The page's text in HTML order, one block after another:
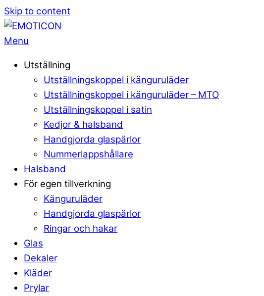
Skip to content
Menu
Utställning
Utställningskoppel i känguruläder
Utställningskoppel i känguruläder – MTO
Utställningskoppel i satin
Kedjor & halsband
Handgjorda glaspärlor
Nummerlappshållare
Halsband
För egen tillverkning
Känguruläder
Handgjorda glaspärlor
Ringar och hakar
Glas
Dekaler
Kläder
Prylar